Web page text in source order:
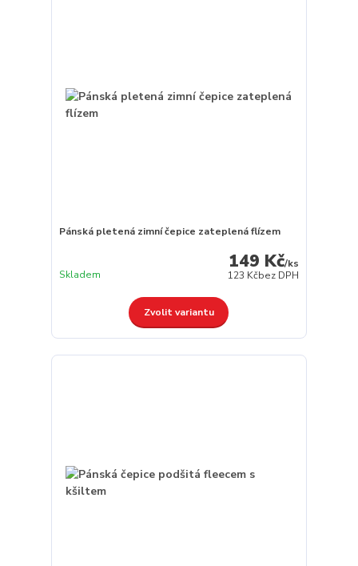
Pánská pletená zimní čepice zateplená flízem
149 Kč/ks
123 Kčbez DPH
Skladem
Zvolit variantu